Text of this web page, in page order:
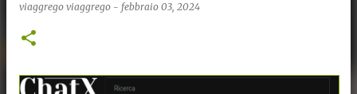
viaggrego viaggrego - febbraio 03, 2024